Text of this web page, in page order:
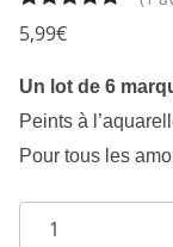
Noté5.00
basé sur
1
notation
5,99€
Un lot de 6
Peints à
Pour tous les